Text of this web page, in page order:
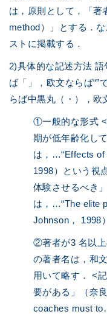
は，原則として，「著
method）」とする．
ストに掲載する．
2)具体的な記述方法
ば「」，欧文ならば“”
らば中黒丸（・），欧
①一般的な形式
期が低年齢化し
は，…“Effects
1998）という視
体験させるべき
は，…“The elite
Johnson， 1998
②著者が3 名以上
の著者名は，和
用いて略す． <
要がある」（奈
coaches must